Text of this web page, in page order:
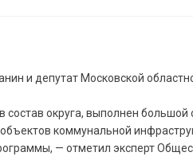
и депутат Московской
округа, выполнен большой
коммунальной
— отметил эксперт